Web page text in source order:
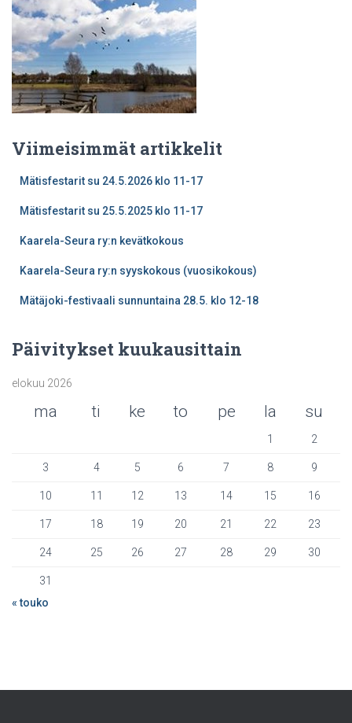
Viimeisimmät artikkelit
Mätisfestarit su 24.5.2026 klo 11-17
Mätisfestarit su 25.5.2025 klo 11-17
Kaarela-Seura ry:n kevätkokous
Kaarela-Seura ry:n syyskokous (vuosikokous)
Mätäjoki-festivaali sunnuntaina 28.5. klo 12-18
Päivitykset kuukausittain
elokuu 2026
ma ti ke to pe la su
1 2
3 4 5 6 7 8 9
10 11 12 13 14 15 16
17 18 19 20 21 22 23
24 25 26 27 28 29 30
31
« touko